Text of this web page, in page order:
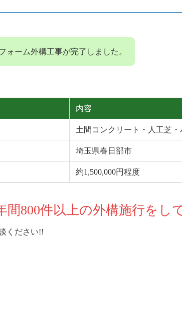
ォーム外構工事が完了しました。
内容
土間コンクリート・人工芝・
埼玉県春日部市
約1,500,000円程度
間800件以上の外構施行をし
ください!!